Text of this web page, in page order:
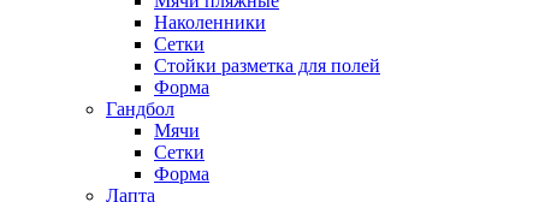
Наколенники
Сетки
Стойки разметка для полей
Форма
Гандбол
Мячи
Сетки
Форма
Лапта